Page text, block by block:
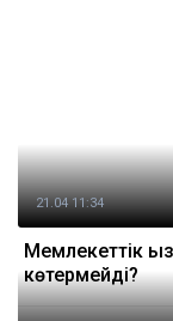
21.04 11:34
Мемлекеттік
көтермейді?